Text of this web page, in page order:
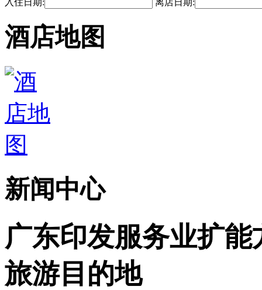
入住日期: 离店日期:
酒店地图
新闻中心
广东印发服务业扩
旅游目的地